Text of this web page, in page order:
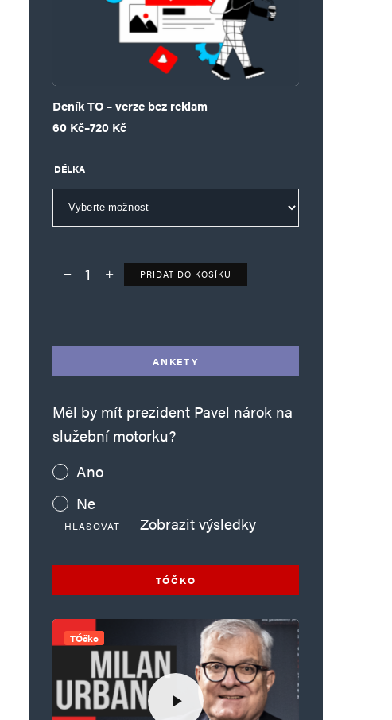
Deník TO – verze bez reklam
60 Kč–720 Kč
Rozpětí cen: 60 Kč až 720 Kč
DÉLKA
Deník TO – verze bez reklam množství
PŘIDAT DO KOŠÍKU
ANKETY
Měl by mít prezident Pavel nárok na
služební motorku?
Ano
Ne
HLASOVAT Zobrazit výsledky
TÓČKO
TÓčko